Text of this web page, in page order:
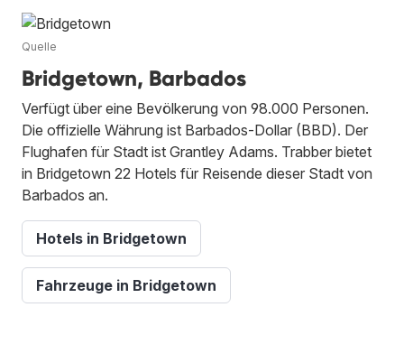
Quelle
Bridgetown, Barbados
Verfügt über eine Bevölkerung von 98.000 Personen.
Die offizielle Währung ist Barbados-Dollar (BBD). Der
Flughafen für Stadt ist Grantley Adams. Trabber bietet
in Bridgetown 22 Hotels für Reisende dieser Stadt von
Barbados an.
Hotels in Bridgetown
Fahrzeuge in Bridgetown